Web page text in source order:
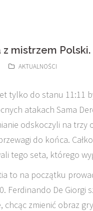
z mistrzem Polski.
AKTUALNOŚCI
tylko do stanu 11:11
atakach Sama
odskoczyli na trzy
do końca.
tego seta, którego
to na początku
Ferdinando De Giorgi
chcąc zmienić obraz